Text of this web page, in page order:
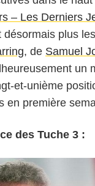
– Les Derniers
désormais plus
, de Samuel
un
et-unième
en première
des Tuche 3 :